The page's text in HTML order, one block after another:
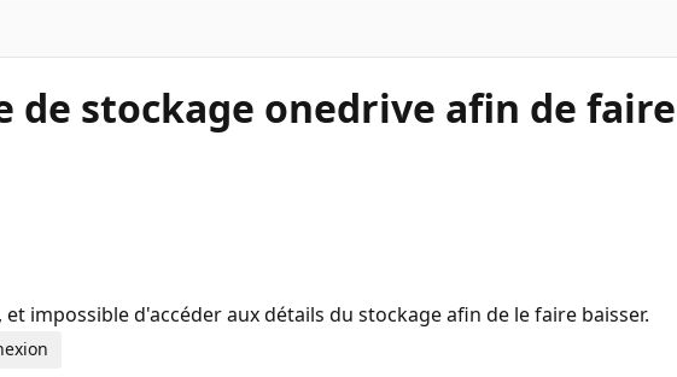
de stockage onedrive afin de
impossible d'accéder aux détails du stockage afin de le faire baisser.